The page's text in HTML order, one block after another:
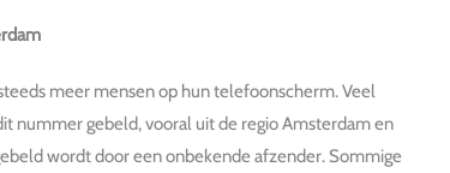
meer mensen op hun telefoonscherm. Veel
nummer gebeld, vooral uit de regio Amsterdam en
wordt door een onbekende afzender. Sommige